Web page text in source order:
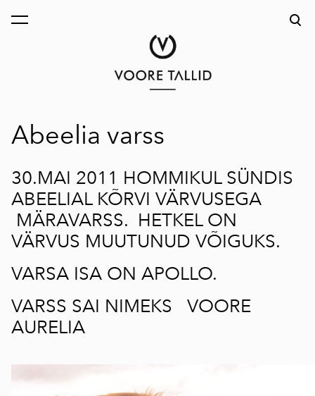
lisati ostukorvi.
Abeelia varss
30.MAI 2011 HOMMIKUL SÜNDIS
ABEELIAL KÕRVI VÄRVUSEGA
MÄRAVARSS. HETKEL ON
VÄRVUS MUUTUNUD VÕIGUKS.
VARSA ISA ON APOLLO.
VARSS SAI NIMEKS VOORE
AURELIA